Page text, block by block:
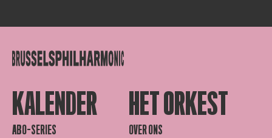
KALENDER
ABO-SERIES
HET ORKEST
OVER ONS